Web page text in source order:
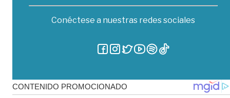
Conéctese a nuestras redes sociales